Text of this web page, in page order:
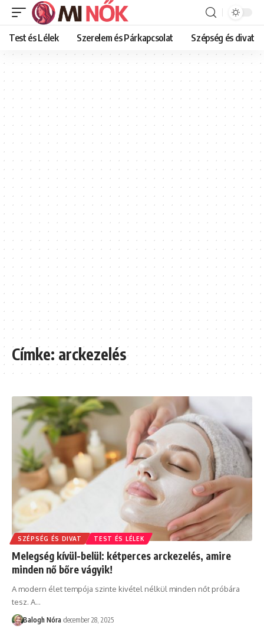
Test és Lélek Szerelem és Párkapcsolat Szépség és divat
Címke:arckezelés
SZÉPSÉG ÉS DIVAT TEST ÉS LÉLEK
Melegség kívül-belül: kétperces arckezelés, amire
minden nő bőre vágyik!
A modern élet tempója szinte kivétel nélkül minden nőt próbára
tesz. A…
Balogh Nóra december 28, 2025